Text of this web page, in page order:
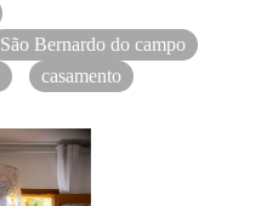
São Bernardo do campo
casamento